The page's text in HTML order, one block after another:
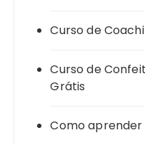
Curso de
Curso de
Grátis
Como